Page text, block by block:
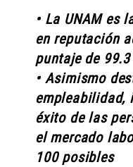
• La UNAM es
en reputación
puntaje de
• Asimismo
empleabilidad,
éxito de las
el mercado
100 posibles